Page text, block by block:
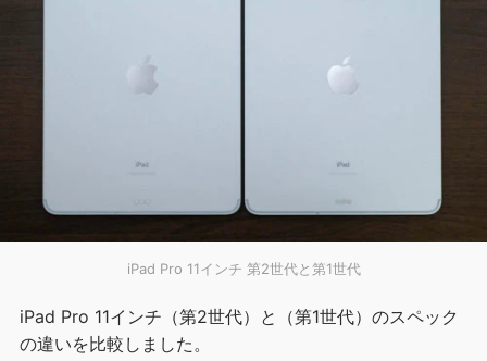
iPad Pro 11インチ 第2世代と第1世代
iPad Pro 11インチ（第2世代）と（第1世代）のスペック
の違いを比較しました。